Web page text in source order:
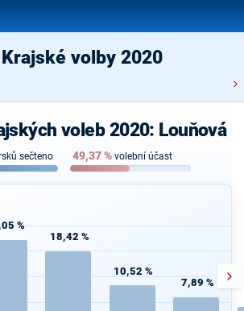
Krajské volby 2020
voleb 2020: Louňová
sečteno 49,37% volební účast
%
18,42 %
10,52 %
7,89 %